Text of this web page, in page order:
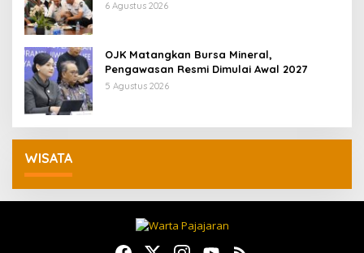
Pertumbuhan Ekonomi Daerah
6 Agustus 2026
OJK Matangkan Bursa Mineral,
Pengawasan Resmi Dimulai Awal 2027
5 Agustus 2026
WISATA